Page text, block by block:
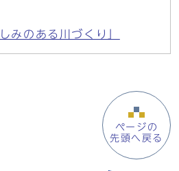
みのある川づくり」
ページの
先頭へ戻る